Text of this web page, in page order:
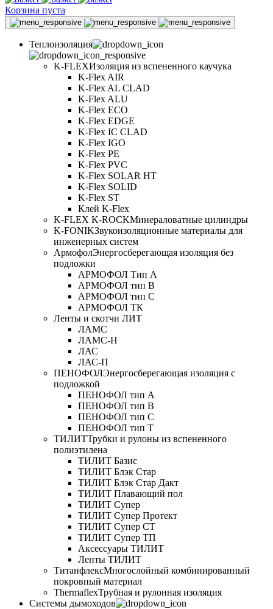
Корзина пуста
Теплоизоляция
K-FLEXИзоляция из вспененного каучука
K-Flex AIR
K-Flex AL CLAD
K-Flex ALU
K-Flex ECO
K-Flex EDGE
K-Flex IC CLAD
K-Flex IGO
K-Flex PE
K-Flex PVC
K-Flex SOLAR HT
K-Flex SOLID
K-Flex ST
Клей K-Flex
K-FLEX K-ROCKМинераловатные цилиндры
K-FONIKЗвукоизоляционные материалы для
инженерных систем
АрмофолЭнергосберегающая изоляция без
подложки
АРМОФОЛ Тип А
АРМОФОЛ тип В
АРМОФОЛ тип C
АРМОФОЛ ТК
Ленты и скотчи ЛИТ
ЛАМС
ЛАМС-Н
ЛАС
ЛАС-П
ПЕНОФОЛЭнергосберегающая изоляция с
подложкой
ПЕНОФОЛ тип А
ПЕНОФОЛ тип B
ПЕНОФОЛ тип C
ПЕНОФОЛ тип T
ТИЛИТТрубки и рулоны из вспененного
полиэтилена
ТИЛИТ Базис
ТИЛИТ Блэк Стар
ТИЛИТ Блэк Стар Дакт
ТИЛИТ Плавающий пол
ТИЛИТ Супер
ТИЛИТ Супер Протект
ТИЛИТ Супер СТ
ТИЛИТ Супер ТП
Аксессуары ТИЛИТ
Ленты ТИЛИТ
ТитанфлексМногослойный комбинированный
покровный материал
ThermaflexТрубная и рулонная изоляция
Cистемы дымоходов